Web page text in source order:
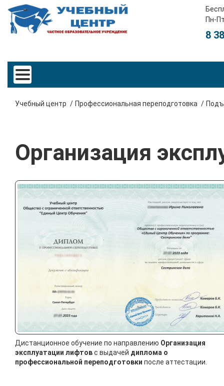
Пн-
8
Учебный центр Профессиональная переподготовка
Организация
Дистанционное обучение по направлению Организация
эксплуатации лифтовс выдачей диплома о
профессиональной переподготовки после аттестации.